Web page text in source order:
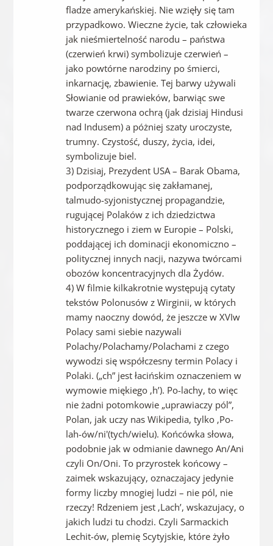
fladze amerykańskiej. Nie wzięły się tam
przypadkowo. Wieczne życie, tak człowieka
jak nieśmiertelność narodu – państwa
(czerwień krwi) symbolizuje czerwień –
jako powtórne narodziny po śmierci,
inkarnację, zbawienie. Tej barwy używali
Słowianie od prawieków, barwiąc swe
twarze czerwona ochrą (jak dzisiaj Hindusi
nad Indusem) a póżniej szaty uroczyste,
trumny. Czystość, duszy, życia, idei,
symbolizuje biel.
3) Dzisiaj, Prezydent USA – Barak Obama,
podporządkowując się zakłamanej,
talmudo-syjonistycznej propagandzie,
rugującej Polaków z ich dziedzictwa
historycznego i ziem w Europie – Polski,
poddającej ich dominacji ekonomiczno –
politycznej innych nacji, nazywa twórcami
obozów koncentracyjnych dla Żydów.
4) W filmie kilkakrotnie występują cytaty
tekstów Polonusów z Wirginii, w których
mamy naoczny dowód, że jeszcze w XVIw
Polacy sami siebie nazywali
Polachy/Polachamy/Polachami z czego
wywodzi się współczesny termin Polacy i
Polaki. („ch” jest łacińskim oznaczeniem w
wymowie miękiego ‚h’). Po-lachy, to więc
nie żadni potomkowie „uprawiaczy pól”,
Polan, jak uczy nas Wikipedia, tylko ‚Po-
lah-ów/ni'(tych/wielu). Końcówka słowa,
podobnie jak w odmianie dawnego An/Ani
czyli On/Oni. To przyrostek końcowy –
zaimek wskazujący, oznaczajacy jedynie
formy liczby mnogiej ludzi – nie pól, nie
rzeczy! Rdzeniem jest ‚Lach’, wskazujacy, o
jakich ludzi tu chodzi. Czyli Sarmackich
Lechit-ów, plemię Scytyjskie, które żyło